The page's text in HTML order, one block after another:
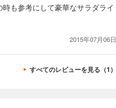
も参考にして豪華なサラダライ
2015年07月06日
すべてのレビューを見る（1）